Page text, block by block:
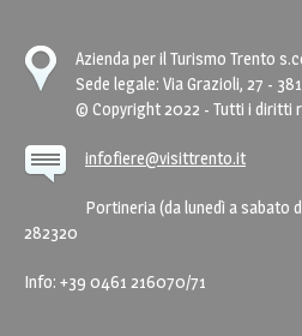
Azienda per il Turismo Trento
Sede legale: Via Grazioli, 27 -
© Copyright 2022 - Tutti i diritti
infofiere@visittrento.it
Portineria (da lunedì a sabato
282320
Info: +39 0461 216070/71